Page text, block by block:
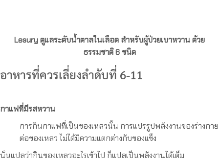
Lesury ดูแลระดับน้ำตาลในเลือด สำหรับผู้ป่วยเบาหวาน ด้วย
ธรรมชาติ 6 ชนิด
อาหารที่ควรเลี่ยงลำดับที่ 6-11
กาแฟที่มีรสหวาน
การกินกาแฟที่เป็นของเหลวนั้น การแปรรูปพลังงานของร่างกาย
ต่อของเหลว ไม่ได้มีความแตกต่างกับของแข็ง
นั่นแปลว่ากินของเหลวอะไรเข้าไป ก็แปลเป็นพลังงานได้เต็ม